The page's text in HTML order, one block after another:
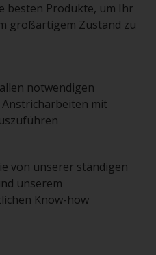
besten Produkte, um Ihr
großartigem Zustand zu
notwendigen
mit
von unserer ständigen
unserem
Know-how